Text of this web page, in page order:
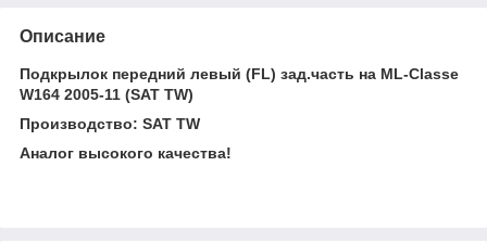
Описание
Подкрылок передний левый (FL) зад.часть на ML-Classe
W164 2005-11 (SAT TW)
Производство: SAT TW
Аналог высокого качества!